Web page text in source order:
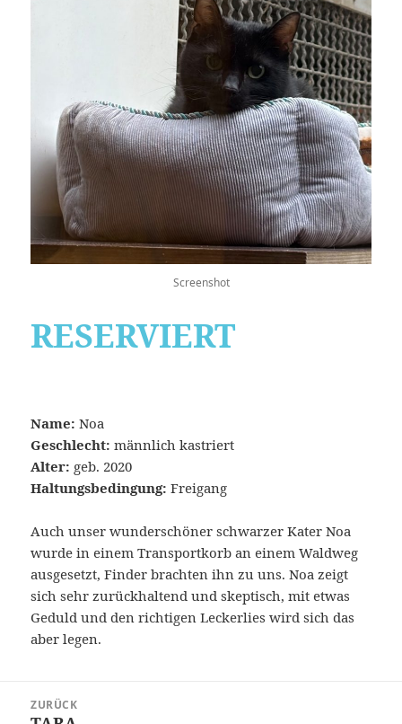
Screenshot
RESERVIERT
Name: Noa
Geschlecht: männlich kastriert
Alter: geb. 2020
Haltungsbedingung: Freigang
Auch unser wunderschöner schwarzer Kater Noa
wurde in einem Transportkorb an einem Waldweg
ausgesetzt, Finder brachten ihn zu uns. Noa zeigt
sich sehr zurückhaltend und skeptisch, mit etwas
Geduld und den richtigen Leckerlies wird sich das
aber legen.
ZURÜCK